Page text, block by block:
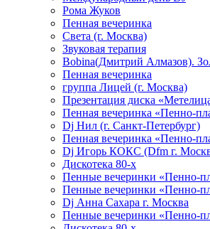
Рома Жуков
Пенная вечеринка
Света (г. Москва)
Звуковая терапия
Bobina(Дмитрий Алмазов).
Пенная вечеринка
группа Лицей (г. Москва)
Презентация диска
Пенная вечеринка «Пенно-
Dj Нил (г. Санкт-Петербург)
Пенная вечеринка «Пенно-
Dj Игорь КОКС (Dfm г.
Дискотека 80-х
Пенные вечеринки «Пенно-
Пенные вечеринки «Пенно-
Dj Анна Сахара г. Москва
Пенные вечеринки «Пенно-